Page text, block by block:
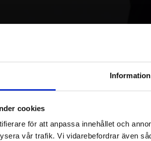
Information
cookies
för att anpassa innehållet och
vår trafik. Vi vidarebefordrar även